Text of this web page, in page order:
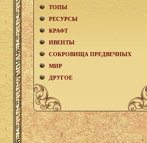
ТОПЫ
РЕСУРСЫ
КРАФТ
ИВЕНТЫ
СОКРОВИЩА ПРЕДВЕЧНЫХ
МИР
ДРУГОЕ